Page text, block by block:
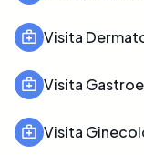
Visita
Visita
Visita